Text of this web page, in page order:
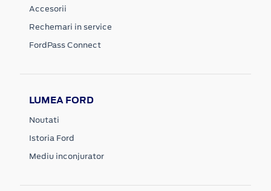
Accesorii
Rechemari in service
FordPass Connect
LUMEA FORD
Noutati
Istoria Ford
Mediu inconjurator